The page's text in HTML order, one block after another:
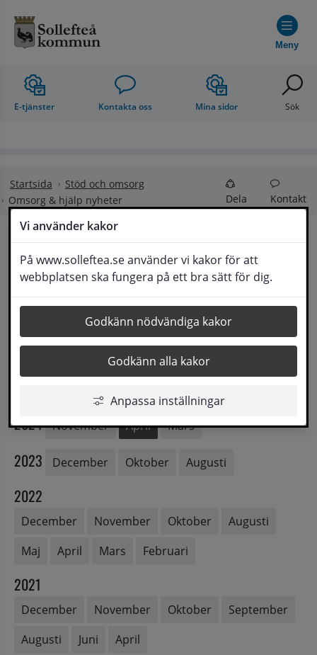
Vi använder kakor
På www.solleftea.se använder vi kakor för att
webbplatsen ska fungera på ett bra sätt för dig.
Godkänn nödvändiga kakor
Godkänn alla kakor
Anpassa inställningar
Meny
E-tjänster Kontakta oss Mina sidor Sök
Startsida
Stöd och omsorg
Omsorg & hjälp nyheter
Dela Kontakt
Omsorg & hjälp
nyheter
2026
2024 November April Mars
2023 December Oktober Augusti
2022
December November Oktober
Augusti
Maj
April Mars Februari
2021
December November Oktober
September
Augusti
Juni April